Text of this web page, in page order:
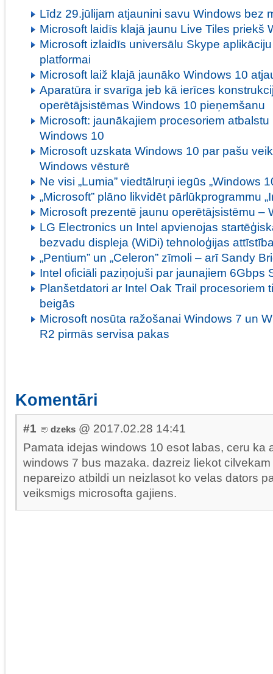
Līdz 29.jūlijam atjaunini savu Windows bez
Microsoft laidīs klajā jaunu Live Tiles priekš
Microsoft izlaidīs universālu Skype
platformai
Microsoft laiž klajā jaunāko Windows 10
Aparatūra ir svarīga jeb kā ierīces
operētājsistēmas Windows 10 pieņemšanu
Microsoft: jaunākajiem procesoriem
Windows 10
Microsoft uzskata Windows 10 par pašu
Windows vēsturē
Ne visi „Lumia” viedtālruņi iegūs „Windows
„Microsoft” plāno likvidēt pārlūkprogrammu
Microsoft prezentē jaunu operētājsistēmu –
LG Electronics un Intel apvienojas
bezvadu displeja (WiDi) tehnoloģijas
„Pentium” un „Celeron” zīmoli – arī Sandy
Intel oficiāli paziņojuši par jaunajiem 6Gbps
Planšetdatori ar Intel Oak Trail procesoriem
beigās
Microsoft nosūta ražošanai Windows 7 un
R2 pirmās servisa pakas
Komentāri
#1 dzeks @ 2017.02.28 14:41
Pamata idejas windows 10 esot labas, ceru ka
windows 7 bus mazaka. dazreiz liekot
nepareizo atbildi un neizlasot ko velas dators
veiksmigs microsofta gajiens.